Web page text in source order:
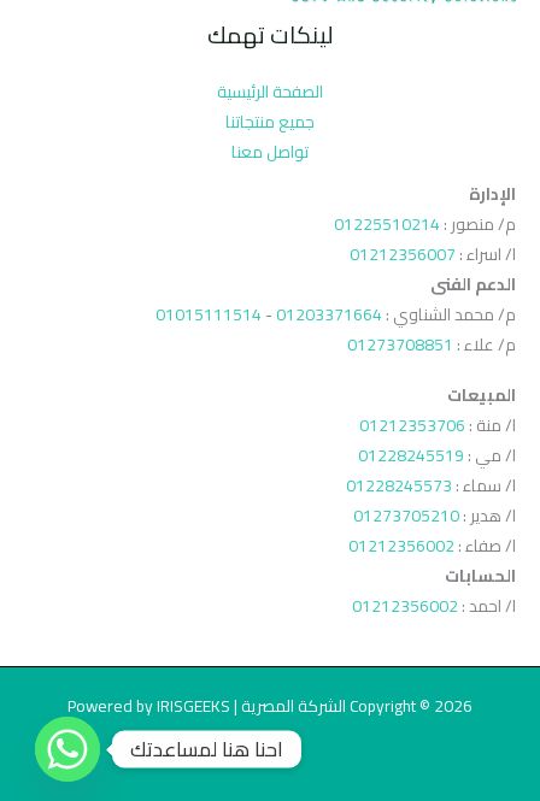
لينكات تهمك
الصفحة الرئيسية
جميع منتجاتنا
تواصل معنا
الإدارة
م/ منصور :01225510214
ا/ اسراء :01212356007
الدعم الفنى
م/ محمد الشناوي :01203371664
-
01015111514
م/ علاء : 01273708851
المبيعات
ا/ منة :01212353706
ا/ مي :01228245519
ا/ سماء :01228245573
ا/ هدير :01273705210
ا/ صفاء :01212356002
الحسابات
ا/ احمد :01212356002
Copyright © 2026 الشركة المصرية | Powered by IRISGEEKS
احنا هنا لمساعدتك